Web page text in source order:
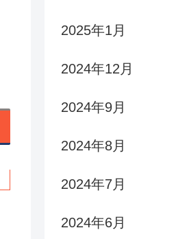
2025年1月
2024年12月
2024年9月
2024年8月
2024年7月
2024年6月